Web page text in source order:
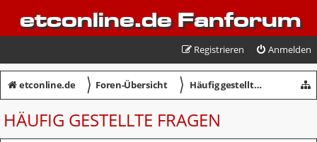
etconline.de Fanforum
Anmelden
Registrieren
etconline.de 〉 Foren-Übersicht 〉 Häufig gestellte Fragen
HÄUFIG GESTELLTE FRAGEN